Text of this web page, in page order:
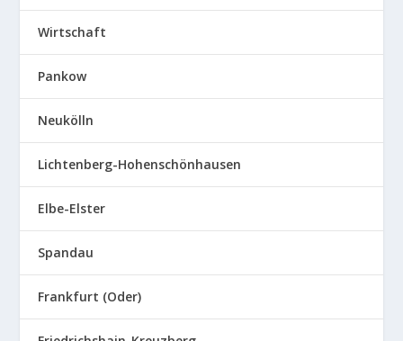
Wirtschaft
Pankow
Neukölln
Lichtenberg-Hohenschönhausen
Elbe-Elster
Spandau
Frankfurt (Oder)